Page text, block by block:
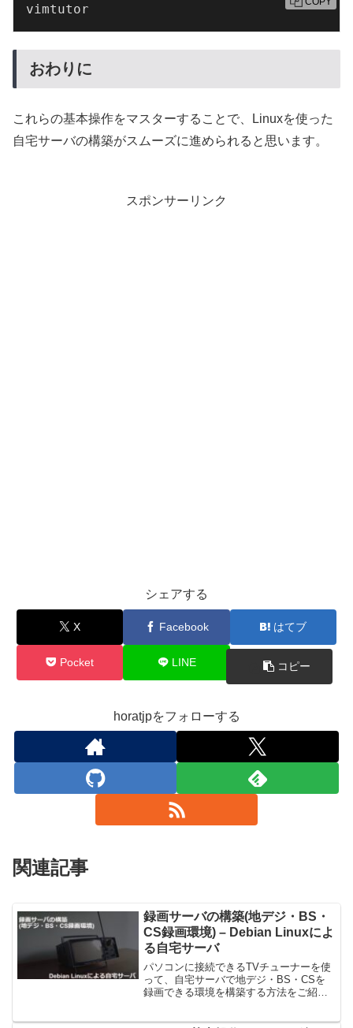
vimtutor
おわりに
これらの基本操作をマスターすることで、Linuxを使った
自宅サーバの構築がスムーズに進められると思います。
スポンサーリンク
シェアする
X Facebook はてブ
Pocket LINE コピー
horatjpをフォローする
関連記事
録画サーバの構築(地デジ・BS・
CS録画環境) – Debian Linuxによ
る自宅サーバ
パソコンに接続できるTVチューナーを使
って、自宅サーバで地デジ・BS・CSを
録画できる環境を構築する方法をご紹介